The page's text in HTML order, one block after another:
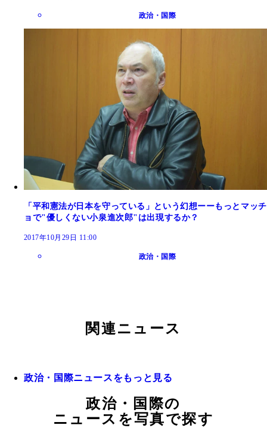
政治・国際
「平和憲法が日本を守っている」という幻想ーーもっとマッチ
ョで"優しくない小泉進次郎"は出現するか？
2017年10月29日 11:00
政治・国際
関連ニュース
政治・国際ニュースをもっと見る
政治・国際の
ニュースを写真で探す